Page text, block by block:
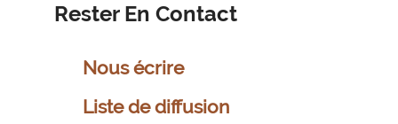
Rester En Contact
Nous écrire
Liste de diffusion